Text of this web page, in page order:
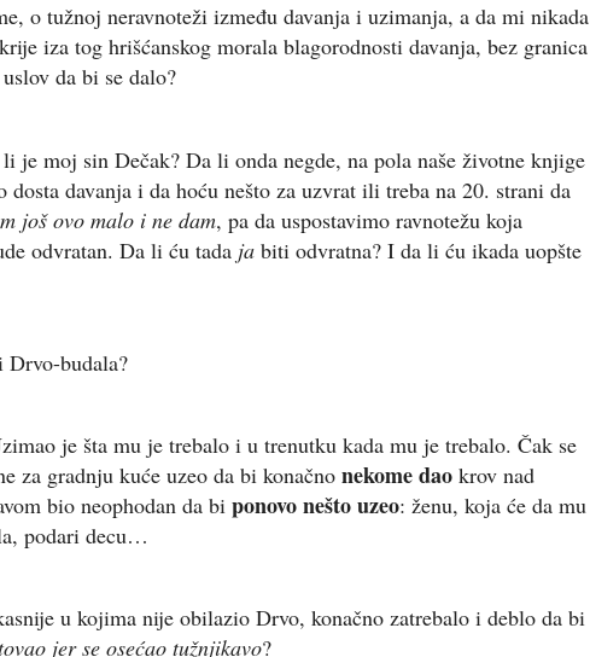
o tužnoj neravnoteži između davanja i uzimanja, a da mi nikada
iza tog hrišćanskog morala blagorodnosti davanja, bez granica
da bi se dalo?
je moj sin Dečak? Da li onda negde, na pola naše životne knjige
dosta davanja i da hoću nešto za uzvrat ili treba na 20. strani da
još ovo malo i ne dam, pa da uspostavimo ravnotežu koja
odvratan. Da li ću tada ja biti odvratna? I da li ću ikada uopšte
budala?
je šta mu je trebalo i u trenutku kada mu je trebalo. Čak se
za gradnju kuće uzeo da bi konačno nekome dao krov nad
bio neophodan da bi ponovo nešto uzeo: ženu, koja će da mu
podari decu…
u kojima nije obilazio Drvo, konačno zatrebalo i deblo da bi
jer se osećao tužnjikavo?